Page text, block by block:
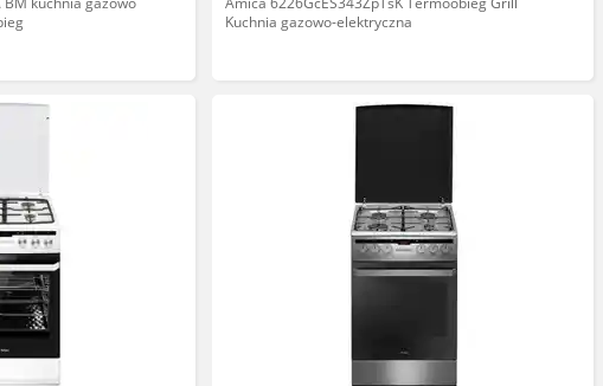
Kuchnia gazowo-elektryczna